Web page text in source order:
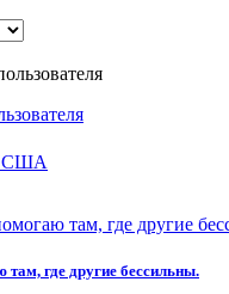
США
где другие бессильны.